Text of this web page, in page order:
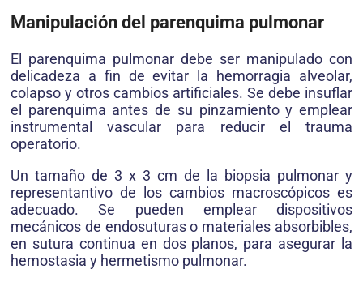
Manipulación del parenquima pulmonar
El parenquima pulmonar debe ser manipulado con
delicadeza a fin de evitar la hemorragia alveolar,
colapso y otros cambios artificiales. Se debe insuflar
el parenquima antes de su pinzamiento y emplear
instrumental vascular para reducir el trauma
operatorio.
Un tamaño de 3 x 3 cm de la biopsia pulmonar y
representantivo de los cambios macroscópicos es
adecuado. Se pueden emplear dispositivos
mecánicos de endosuturas o materiales absorbibles,
en sutura continua en dos planos, para asegurar la
hemostasia y hermetismo pulmonar.